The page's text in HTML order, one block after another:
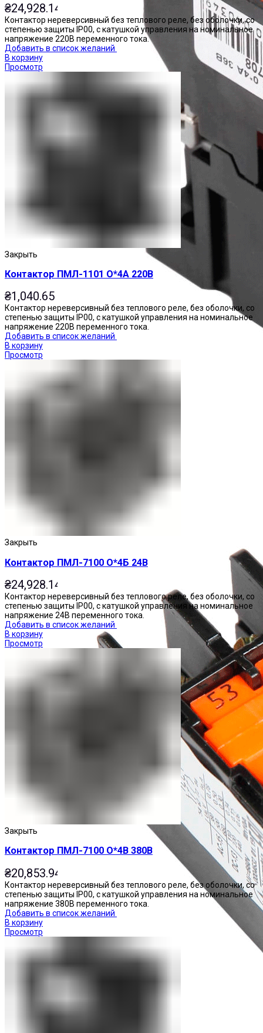
₴24,928.14
Контактор нереверсивный без теплового реле, без оболочки, со
степенью защиты IP00, с катушкой управления на номинальное
напряжение 220В переменного тока.
Добавить в список желаний
В корзину
Просмотр
Закрыть
Контактор ПМЛ-1101 О*4А 220В
₴1,040.65
Контактор нереверсивный без теплового реле, без оболочки, со
степенью защиты IP00, с катушкой управления на номинальное
напряжение 220В переменного тока.
Добавить в список желаний
В корзину
Просмотр
Закрыть
Контактор ПМЛ-7100 О*4Б 24В
₴24,928.14
Контактор нереверсивный без теплового реле, без оболочки, со
степенью защиты IP00, с катушкой управления на номинальное
напряжение 24В переменного тока.
Добавить в список желаний
В корзину
Просмотр
Закрыть
Контактор ПМЛ-7100 О*4В 380В
₴20,853.94
Контактор нереверсивный без теплового реле, без оболочки, со
степенью защиты IP00, с катушкой управления на номинальное
напряжение 380В переменного тока.
Добавить в список желаний
В корзину
Просмотр